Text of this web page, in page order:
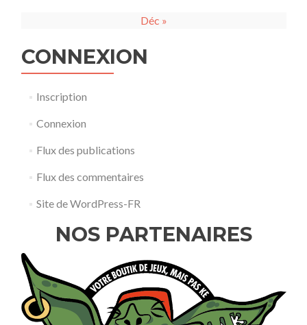
Déc »
CONNEXION
Inscription
Connexion
Flux des publications
Flux des commentaires
Site de WordPress-FR
NOS PARTENAIRES